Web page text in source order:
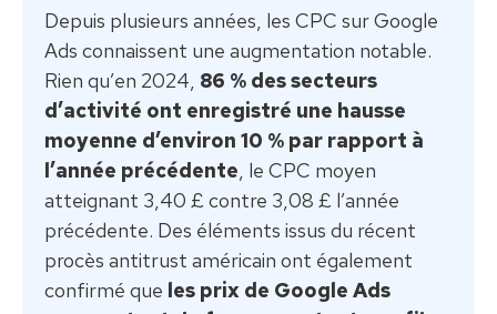
Depuis plusieurs années, les CPC sur Google
Ads connaissent une augmentation notable.
Rien qu’en 2024, 86 % des secteurs
d’activité ont enregistré une hausse
moyenne d’environ 10 % par rapport à
l’année précédente, le CPC moyen
atteignant 3,40 £ contre 3,08 £ l’année
précédente. Des éléments issus du récent
procès antitrust américain ont également
confirmé que les prix de Google Ads